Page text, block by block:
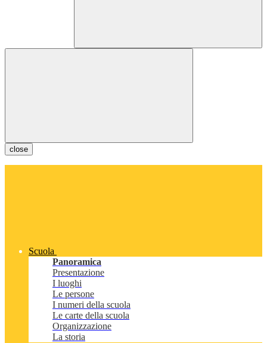
close
Scuola
Panoramica
Presentazione
I luoghi
Le persone
I numeri della scuola
Le carte della scuola
Organizzazione
La storia